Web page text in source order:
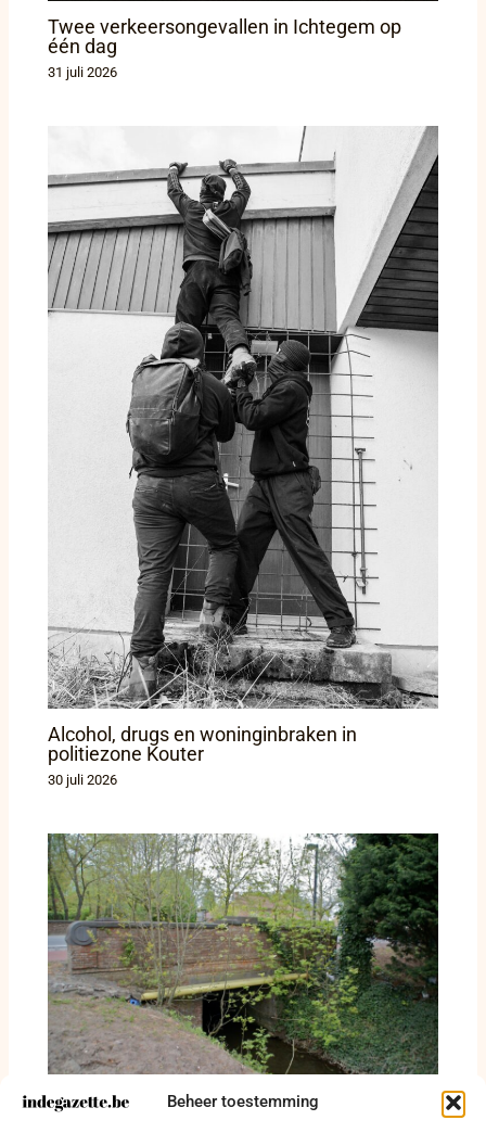
Beheer toestemming
Twee verkeersongevallen in Ichtegem op
één dag
31 juli 2026
Alcohol, drugs en woninginbraken in
politiezone Kouter
30 juli 2026
Vier verkeersfeiten in Jabbeke, Gistel en